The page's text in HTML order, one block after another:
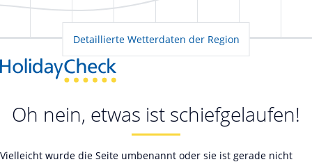
Detaillierte Wetterdaten der Region
Oh nein, etwas ist schiefgelaufen!
Vielleicht wurde die Seite umbenannt oder sie ist gerade nicht